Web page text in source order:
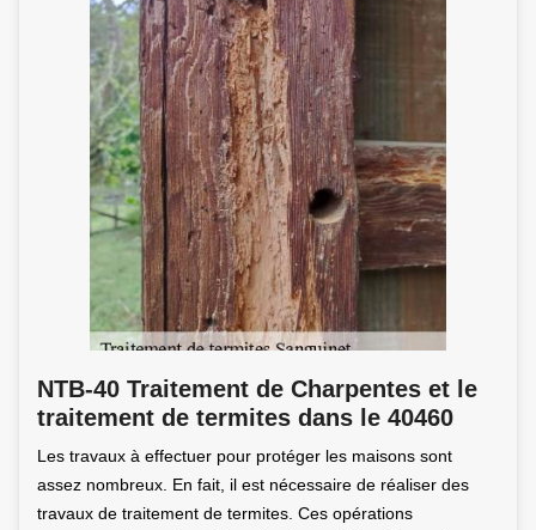
NTB-40 Traitement de Charpentes et le
traitement de termites dans le 40460
Les travaux à effectuer pour protéger les maisons sont
assez nombreux. En fait, il est nécessaire de réaliser des
travaux de traitement de termites. Ces opérations